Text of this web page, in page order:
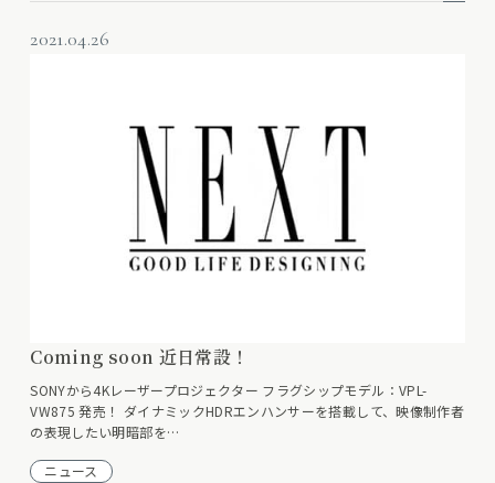
2021.04.26
Coming soon 近日常設！
SONYから4Kレーザープロジェクター フラグシップモデル：VPL-
VW875 発売！ ダイナミックHDRエンハンサーを搭載して、映像制作者
の表現したい明暗部を…
ニュース